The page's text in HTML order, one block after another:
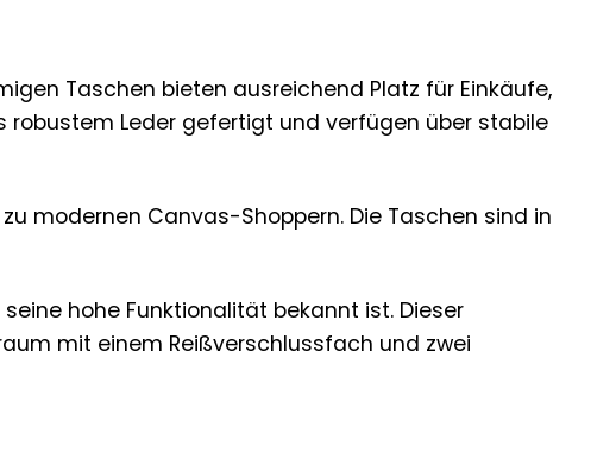
Taschen bieten ausreichend Platz für Einkäufe,
robustem Leder gefertigt und verfügen über stabile
modernen Canvas-Shoppern. Die Taschen sind in
hohe Funktionalität bekannt ist. Dieser
mit einem Reißverschlussfach und zwei